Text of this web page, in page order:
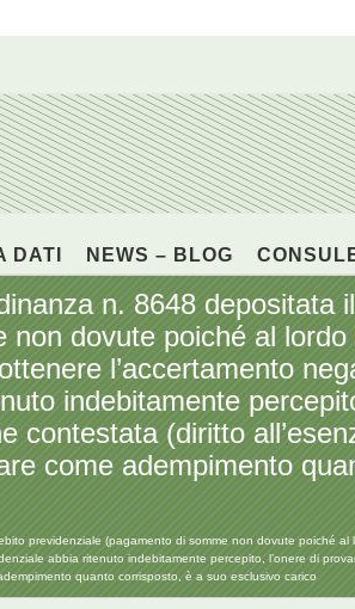
DATI NEWS – BLOG
n. 8648 depositata
non dovute poiché al
l’accertamento
indebitamente
contestata (diritto
come adempimento
previdenziale (pagamento di somme non dovute poiché
abbia ritenuto indebitamente percepito, l’onere di
quanto corrisposto, è a suo esclusivo carico